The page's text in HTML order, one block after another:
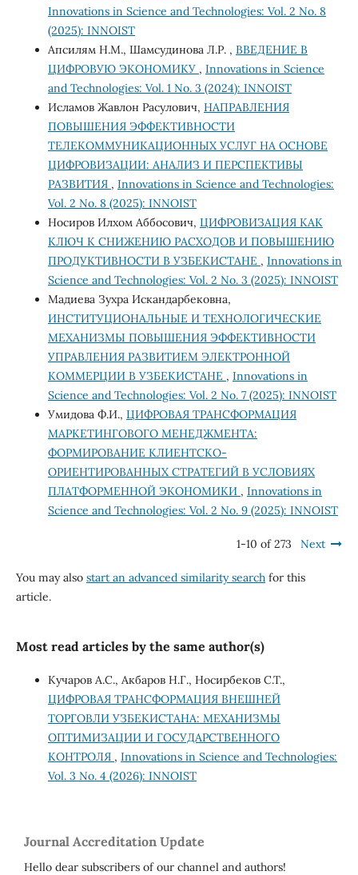
Innovations in Science and Technologies: Vol. 2 No. 8
(2025): INNOIST
Апсилям Н.М., Шамсудинова Л.Р. , ВВЕДЕНИЕ В
ЦИФРОВУЮ ЭКОНОМИКУ , Innovations in Science
and Technologies: Vol. 1 No. 3 (2024): INNOIST
Исламов Жавлон Расулович, НАПРАВЛЕНИЯ
ПОВЫШЕНИЯ ЭФФЕКТИВНОСТИ
ТЕЛЕКОММУНИКАЦИОННЫХ УСЛУГ НА ОСНОВЕ
ЦИФРОВИЗАЦИИ: АНАЛИЗ И ПЕРСПЕКТИВЫ
РАЗВИТИЯ , Innovations in Science and Technologies:
Vol. 2 No. 8 (2025): INNOIST
Носиров Илхом Аббосович, ЦИФРОВИЗАЦИЯ КАК
КЛЮЧ К СНИЖЕНИЮ РАСХОДОВ И ПОВЫШЕНИЮ
ПРОДУКТИВНОСТИ В УЗБЕКИСТАНЕ , Innovations in
Science and Technologies: Vol. 2 No. 3 (2025): INNOIST
Мадиева Зухра Искандарбековна,
ИНСТИТУЦИОНАЛЬНЫЕ И ТЕХНОЛОГИЧЕСКИЕ
МЕХАНИЗМЫ ПОВЫШЕНИЯ ЭФФЕКТИВНОСТИ
УПРАВЛЕНИЯ РАЗВИТИЕМ ЭЛЕКТРОННОЙ
КОММЕРЦИИ В УЗБЕКИСТАНЕ , Innovations in
Science and Technologies: Vol. 2 No. 7 (2025): INNOIST
Умидова Ф.И., ЦИФРОВАЯ ТРАНСФОРМАЦИЯ
МАРКЕТИНГОВОГО МЕНЕДЖМЕНТА:
ФОРМИРОВАНИЕ КЛИЕНТСКО-
ОРИЕНТИРОВАННЫХ СТРАТЕГИЙ В УСЛОВИЯХ
ПЛАТФОРМЕННОЙ ЭКОНОМИКИ , Innovations in
Science and Technologies: Vol. 2 No. 9 (2025): INNOIST
1-10 of 273 Next
You may also start an advanced similarity searchfor this
article.
Most read articles by the same author(s)
Кучаров А.С., Акбаров Н.Г., Носирбеков С.Т.,
ЦИФРОВАЯ ТРАНСФОРМАЦИЯ ВНЕШНЕЙ
ТОРГОВЛИ УЗБЕКИСТАНА: МЕХАНИЗМЫ
ОПТИМИЗАЦИИ И ГОСУДАРСТВЕННОГО
КОНТРОЛЯ , Innovations in Science and Technologies:
Vol. 3 No. 4 (2026): INNOIST
Journal Accreditation Update
Hello dear subscribers of our channel and authors!